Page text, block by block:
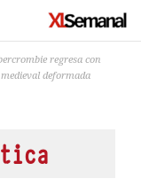
regresa con
deformada